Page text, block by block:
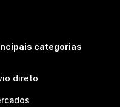
categorias
direto